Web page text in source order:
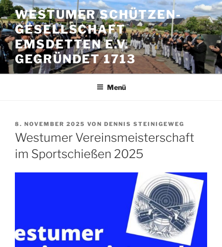
Zum
Inhalt
springen
WESTUMER SCHÜTZEN-
GESELLSCHAFT
EMSDETTEN E.V.
GEGRÜNDET 1713
Menü
VERÖFFENTLICHT
AM
8. NOVEMBER 2025 VON DENNIS STEINIGEWEG
Westumer Vereinsmeisterschaft
im Sportschießen 2025